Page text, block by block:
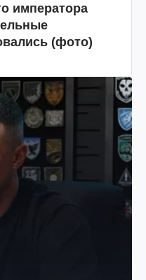
императора
(фото)